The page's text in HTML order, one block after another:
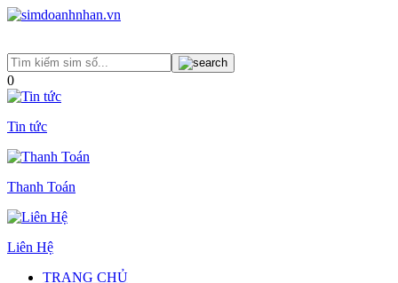
0
Tin tức
Thanh Toán
Liên Hệ
TRANG CHỦ